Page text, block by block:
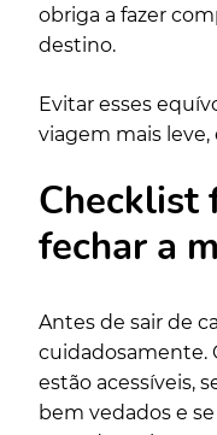
obriga a fazer
destino.
Evitar esses
viagem mais leve,
Checklist
fechar a
Antes de sair de
cuidadosamente.
estão acessíveis,
bem vedados e